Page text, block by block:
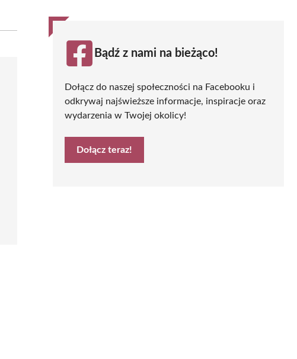
Bądź z nami na bieżąco!
Dołącz do naszej społeczności na Facebooku i
odkrywaj najświeższe informacje, inspiracje oraz
wydarzenia w Twojej okolicy!
Dołącz teraz!